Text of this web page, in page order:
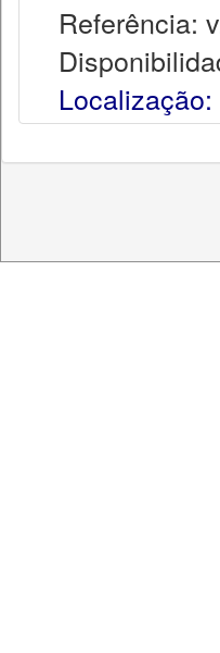
Referência:
Localização: